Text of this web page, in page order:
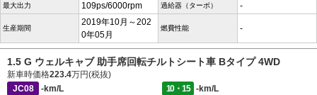
最大出力 109ps/6000rpm 過給器（ターボ） -
生産期間
2019年10月～202
0年05月
燃費性能 -
1.5 G ウェルキャブ 助手席回転チルトシート車 Bタイプ 4WD
新車時価格223.4万円(税抜)
JC08
-km/L 10・15
-km/L